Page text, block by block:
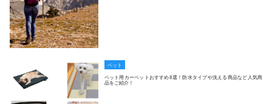
ペット
ペット用カーペットおすすめ8選！防水タイプや洗える商品など人気商
品をご紹介！